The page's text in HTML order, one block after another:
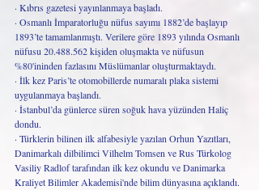
· Kıbrıs gazetesi yayınlanmaya başladı.
· Osmanlı İmparatorluğu nüfus sayımı 1882’de başlayıp
1893’te tamamlanmıştı. Verilere göre 1893 yılında Osmanlı
nüfusu 20.488.562 kişiden oluşmakta ve nüfusun
%80'ininden fazlasını Müslümanlar oluşturmaktaydı.
· İlk kez Paris’te otomobillerde numaralı plaka sistemi
uygulanmaya başlandı.
· İstanbul’da günlerce süren soğuk hava yüzünden Haliç
dondu.
· Türklerin bilinen ilk alfabesiyle yazılan Orhun Yazıtları,
Danimarkalı dilbilimci Vilhelm Tomsen ve Rus Türkolog
Vasiliy Radlof tarafından ilk kez okundu ve Danimarka
Kraliyet Bilimler Akademisi'nde bilim dünyasına açıklandı.